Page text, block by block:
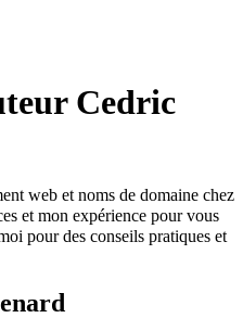
Cedric
web et noms de domaine chez
et mon expérience pour vous
pour des conseils pratiques et